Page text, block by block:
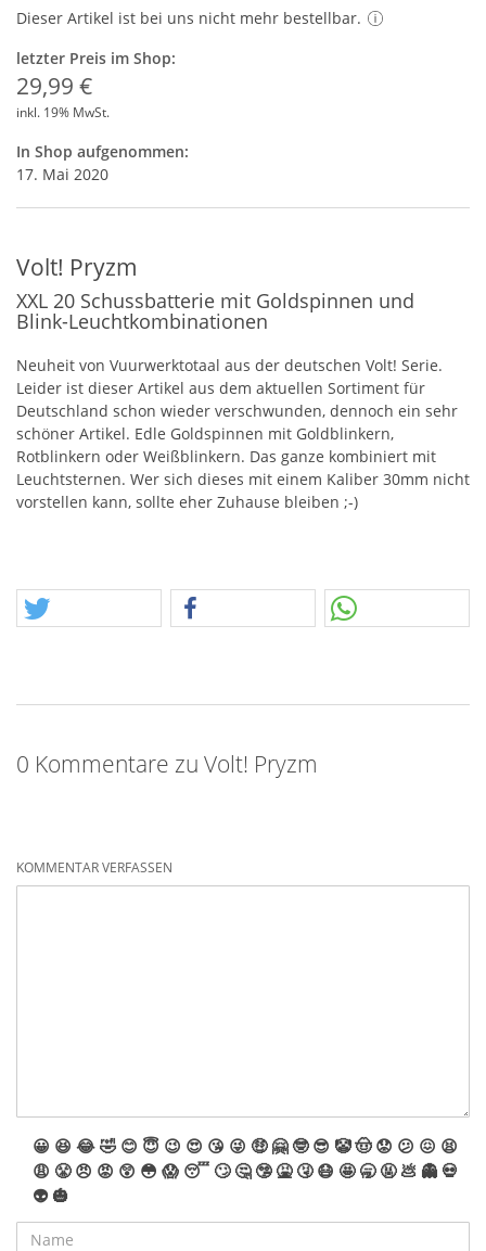
Dieser Artikel ist bei uns nicht mehr bestellbar.
letzter Preis im Shop:
29,99 €
inkl. 19% MwSt.
In Shop aufgenommen:
17. Mai 2020
Volt! Pryzm
XXL 20 Schussbatterie mit Goldspinnen und
Blink-Leuchtkombinationen
Neuheit von Vuurwerktotaal aus der deutschen Volt! Serie.
Leider ist dieser Artikel aus dem aktuellen Sortiment für
Deutschland schon wieder verschwunden, dennoch ein sehr
schöner Artikel. Edle Goldspinnen mit Goldblinkern,
Rotblinkern oder Weißblinkern. Das ganze kombiniert mit
Leuchtsternen. Wer sich dieses mit einem Kaliber 30mm nicht
vorstellen kann, sollte eher Zuhause bleiben ;-)
0 Kommentare zu Volt! Pryzm
KOMMENTAR VERFASSEN
😀 😆 😂🤣 😊 😇 😉 😍 😘 😜 🤑 🤗 🤓 😎 🤡🤠 😟 😕 😖 😫
😩 😤 😠 😡 😲 😳 😱 😴 🙄 🤔 🤥 🤮 🤧 😷 🤩 🥱 🤬 💩 👻 💀
👽 🎃